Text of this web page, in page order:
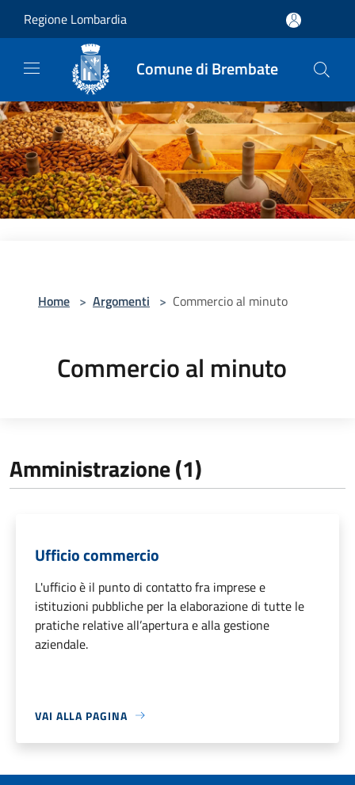
Regione Lombardia
Comune di Brembate
Home > Argomenti > Commercio al minuto
Commercio al minuto
Amministrazione (1)
Ufficio commercio
L'ufficio è il punto di contatto fra imprese e
istituzioni pubbliche per la elaborazione di tutte le
pratiche relative all’apertura e alla gestione
aziendale.
VAI ALLA PAGINA